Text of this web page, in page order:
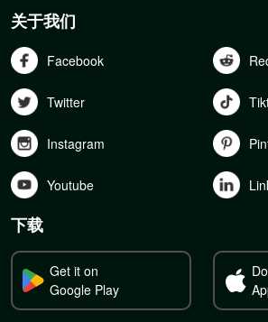
关于我们
Facebook
Twitter
Instagram
Youtube
下载
Get it on
Google Play